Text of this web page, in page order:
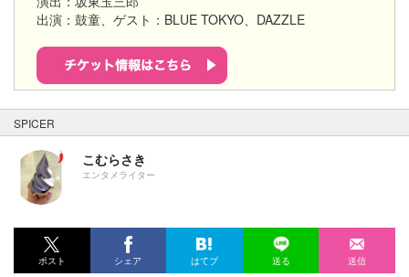
出演：鼓童、ゲスト：BLUE TOKYO、DAZZLE
SPICER
こむらさき
エンタメライター
ポスト シェア はてブ 送る 送信